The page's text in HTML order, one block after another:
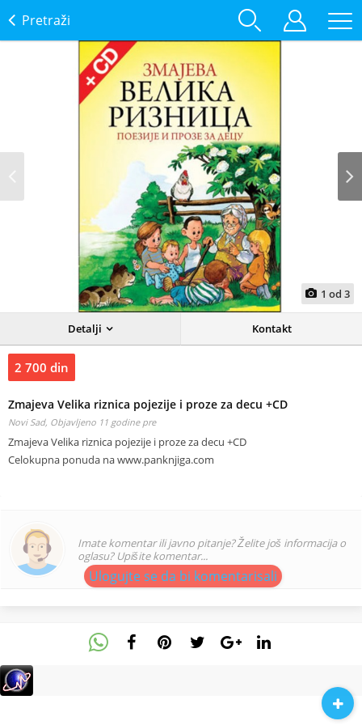
Pretraži
1 od 3
Detalji Kontakt
2 700 din
Zmajeva Velika riznica pojezije i proze za decu +CD
Novi Sad, Objavljeno 11 godine pre
Zmajeva Velika riznica pojezije i proze za decu +CD
Celokupna ponuda na www.panknjiga.com
Imate komentar ili javno pitanje? Želite još informacija o
oglasu? Upišite komentar...
Ulogujte se da bi komentarisali